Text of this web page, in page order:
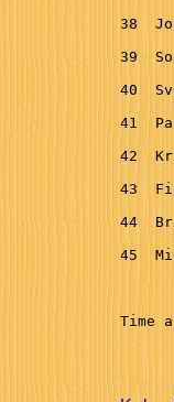
38
39
40
41
42
43
44
45
Time